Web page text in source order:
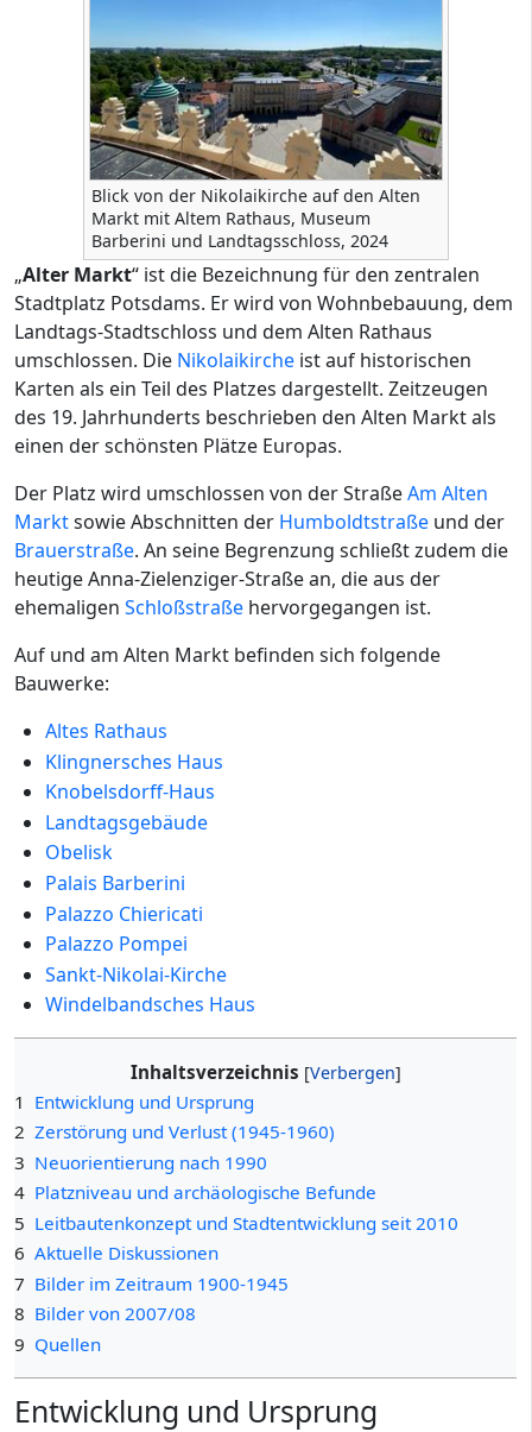
Blick von der Nikolaikirche auf den Alten
Markt mit Altem Rathaus, Museum
Barberini und Landtagsschloss, 2024
„Alter Markt“ ist die Bezeichnung für den zentralen
Stadtplatz Potsdams. Er wird von Wohnbebauung, dem
Landtags-Stadtschloss und dem Alten Rathaus
umschlossen. Die Nikolaikirche ist auf historischen
Karten als ein Teil des Platzes dargestellt. Zeitzeugen
des 19. Jahrhunderts beschrieben den Alten Markt als
einen der schönsten Plätze Europas.
Der Platz wird umschlossen von der StraßeAm Alten
Marktsowie Abschnitten der Humboldtstraße und der
Brauerstraße. An seine Begrenzung schließt zudem die
heutige Anna-Zielenziger-Straße an, die aus der
ehemaligen Schloßstraße hervorgegangen ist.
Auf und am Alten Markt befinden sich folgende
Bauwerke:
Altes Rathaus
Klingnersches Haus
Knobelsdorff-Haus
Landtagsgebäude
Obelisk
Palais Barberini
Palazzo Chiericati
Palazzo Pompei
Sankt-Nikolai-Kirche
Windelbandsches Haus
Inhaltsverzeichnis
1 Entwicklung und Ursprung
2 Zerstörung und Verlust (1945-1960)
3 Neuorientierung nach 1990
4 Platzniveau und archäologische Befunde
5 Leitbautenkonzept und Stadtentwicklung seit 2010
6 Aktuelle Diskussionen
7 Bilder im Zeitraum 1900-1945
8 Bilder von 2007/08
9 Quellen
Entwicklung und Ursprung